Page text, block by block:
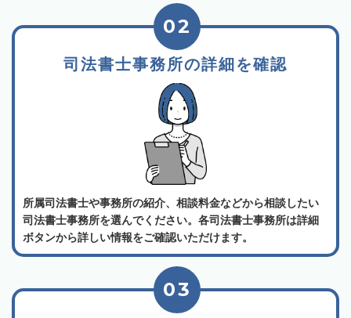
司法書士事務所の詳細を確認
02
所属司法書士や事務所の紹介、相談料金などから相談したい
司法書士事務所を選んでください。各司法書士事務所は詳細
ボタンから詳しい情報をご確認いただけます。
03